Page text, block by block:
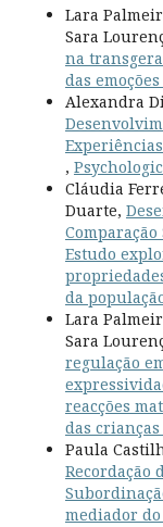
Lara
Sara
na
das
Alexandra
,
Cláudia
Duarte,
Estudo
da
Lara
Sara
regulação
reacções
das crianças
Paula
Recordação
mediador